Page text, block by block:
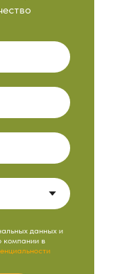
данных и
компании в